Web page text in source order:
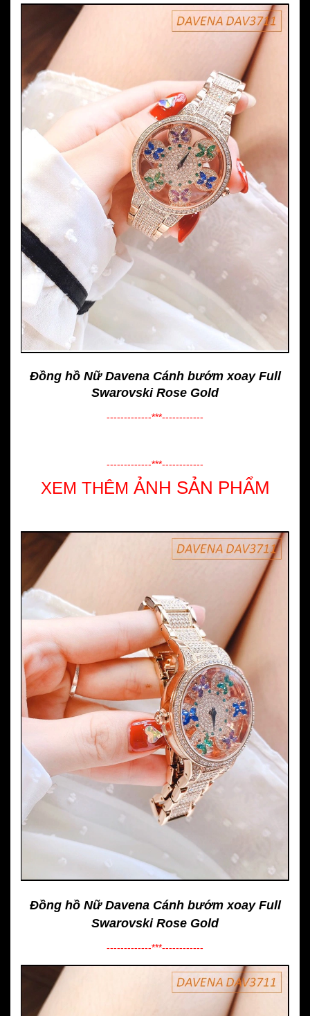
Đồng hồ Nữ Davena Cánh bướm xoay Full
Swarovski Rose Gold
-------------***------------
-------------***------------
XEM THÊM ẢNH SẢN PHẨM
Đồng hồ Nữ Davena Cánh bướm xoay Full
Swarovski Rose Gold
-------------***------------